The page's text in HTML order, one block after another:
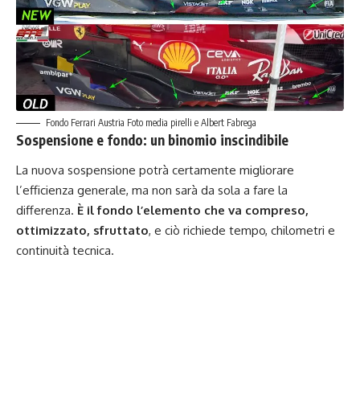
Fondo Ferrari Austria Foto media pirelli e Albert Fabrega
Sospensione e fondo: un binomio inscindibile
La nuova sospensione potrà certamente migliorare
l’efficienza generale, ma non sarà da sola a fare la
differenza. È il fondo l’elemento che va compreso,
ottimizzato, sfruttato, e ciò richiede tempo, chilometri e
continuità tecnica.